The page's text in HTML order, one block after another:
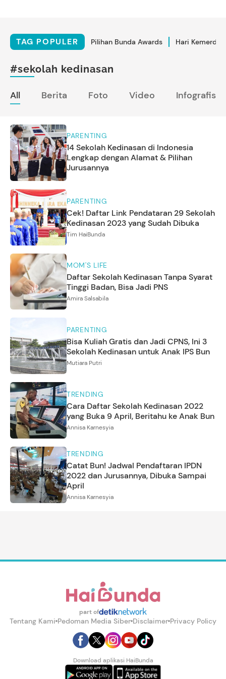
TAG POPULER Pilihan Bunda Awards Hari
#sekolah kedinasan
All Berita Foto Video Infografis
PARENTING
14 Sekolah Kedinasan di Indonesia
Lengkap dengan Alamat & Pilihan
Jurusannya
PARENTING
Cek! Daftar Link Pendataran 29 Sekolah
Kedinasan 2023 yang Sudah Dibuka
Tim HaiBunda
MOM'S LIFE
Daftar Sekolah Kedinasan Tanpa Syarat
Tinggi Badan, Bisa Jadi PNS
Amira Salsabila
PARENTING
Bisa Kuliah Gratis dan Jadi CPNS, Ini 3
Sekolah Kedinasan untuk Anak IPS Bun
Mutiara Putri
TRENDING
Cara Daftar Sekolah Kedinasan 2022
yang Buka 9 April, Beritahu ke Anak Bun
Annisa Karnesyia
TRENDING
Catat Bun! Jadwal Pendaftaran IPDN
2022 dan Jurusannya, Dibuka Sampai
April
Annisa Karnesyia
part of
Tentang Kami Pedoman Media Siber Disclaimer Privacy Policy
Download aplikasi HaiBunda